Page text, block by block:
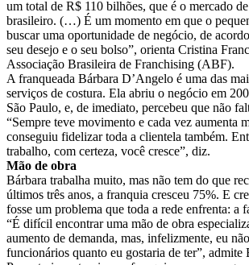
um total de R$ 110 bilhões, que é o mercado
brasileiro. (…) É um momento em que o
buscar uma oportunidade de negócio, de
seu desejo e o seu bolso”, orienta Cristina
Associação Brasileira de Franchising (ABF).
A franqueada Bárbara D’Angelo é uma das
serviços de costura. Ela abriu o negócio em
São Paulo, e, de imediato, percebeu que não
“Sempre teve movimento e cada vez aumenta
conseguiu fidelizar toda a clientela também.
trabalho, com certeza, você cresce”, diz.
Mão de obra
Bárbara trabalha muito, mas não tem do que
últimos três anos, a franquia cresceu 75%. E
fosse um problema que toda a rede enfrenta: a
“É difícil encontrar uma mão de obra
aumento de demanda, mas, infelizmente, eu
funcionários quanto eu gostaria de ter”, admite